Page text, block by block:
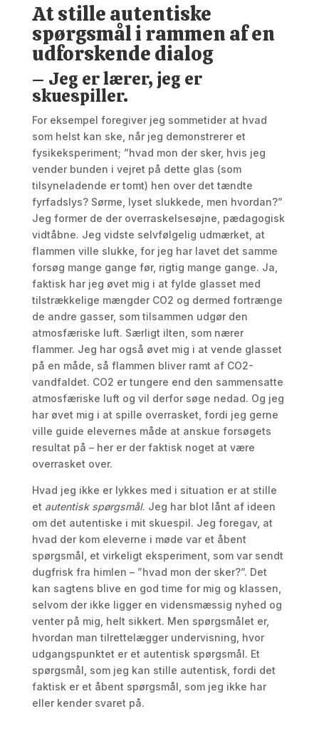
At stille autentiske
spørgsmål i rammen af en
udforskende dialog
– Jeg er lærer, jeg er
skuespiller.
For eksempel foregiver jeg sommetider at hvad
som helst kan ske, når jeg demonstrerer et
fysikeksperiment; ”hvad mon der sker, hvis jeg
vender bunden i vejret på dette glas (som
tilsyneladende er tomt) hen over det tændte
fyrfadslys? Sørme, lyset slukkede, men hvordan?”
Jeg former de der overraskelsesøjne, pædagogisk
vidtåbne. Jeg vidste selvfølgelig udmærket, at
flammen ville slukke, for jeg har lavet det samme
forsøg mange gange før, rigtig mange gange. Ja,
faktisk har jeg øvet mig i at fylde glasset med
tilstrækkelige mængder CO2 og dermed fortrænge
de andre gasser, som tilsammen udgør den
atmosfæriske luft. Særligt ilten, som nærer
flammer. Jeg har også øvet mig i at vende glasset
på en måde, så flammen bliver ramt af CO2-
vandfaldet. CO2 er tungere end den sammensatte
atmosfæriske luft og vil derfor søge nedad. Og jeg
har øvet mig i at spille overrasket, fordi jeg gerne
ville guide elevernes måde at anskue forsøgets
resultat på – her er der faktisk noget at være
overrasket over.
Hvad jeg ikke er lykkes med i situation er at stille
et autentisk spørgsmål. Jeg har blot lånt af ideen
om det autentiske i mit skuespil. Jeg foregav, at
hvad der kom eleverne i møde var et åbent
spørgsmål, et virkeligt eksperiment, som var sendt
dugfrisk fra himlen – ”hvad mon der sker?”. Det
kan sagtens blive en god time for mig og klassen,
selvom der ikke ligger en vidensmæssig nyhed og
venter på mig, helt sikkert. Men spørgsmålet er,
hvordan man tilrettelægger undervisning, hvor
udgangspunktet er et autentisk spørgsmål. Et
spørgsmål, som jeg kan stille autentisk, fordi det
faktisk er et åbent spørgsmål, som jeg ikke har
eller kender svaret på.